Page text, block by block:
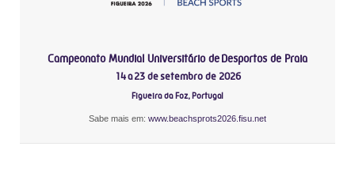
Campeonato Mundial Universitário de Desportos de Praia
14 a 23 de setembro de 2026
Figueira da Foz, Portugal
Sabe mais em: www.beachsprots2026.fisu.net